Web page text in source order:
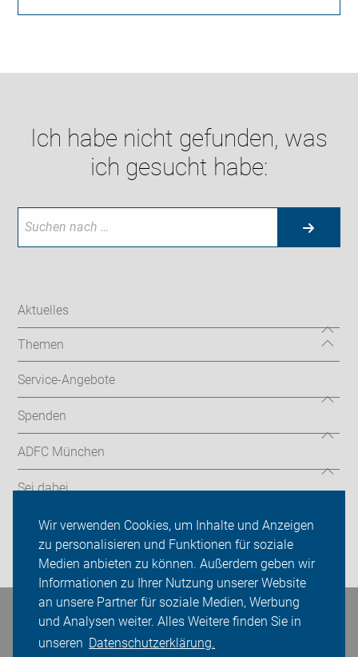
Wir verwenden Cookies, um Inhalte und Anzeigen
zu personalisieren und Funktionen für soziale
Medien anbieten zu können. Außerdem geben wir
Informationen zu Ihrer Nutzung unserer Website
an unsere Partner für soziale Medien, Werbung
und Analysen weiter. Alles Weitere finden Sie in
unseren Datenschutzerklärung.
Ich habe nicht gefunden, was
ich gesucht habe:
Aktuelles
Themen
Service-Angebote
Spenden
ADFC München
Sei dabei
Presse
Login
Bleiben Sie in Kontakt